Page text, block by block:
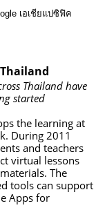
เอเชียแปซิฟิค
Thailand have
started
the learning at
During 2011
and teachers
virtual lessons
The
tools can support
Apps for